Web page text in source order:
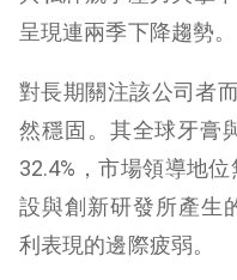
呈現連兩季下降趨勢。
對長期關注該公司者
然穩固。其全球牙膏
32.4%，市場領導地
設與創新研發所產生
利表現的邊際疲弱。